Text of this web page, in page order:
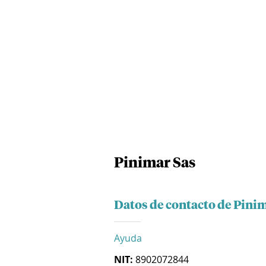
Pinimar Sas
Datos de contacto de
Ayuda
NIT: 8902072844